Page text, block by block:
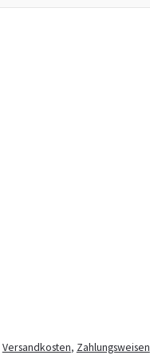
Versandkosten, Zahlungsweisen